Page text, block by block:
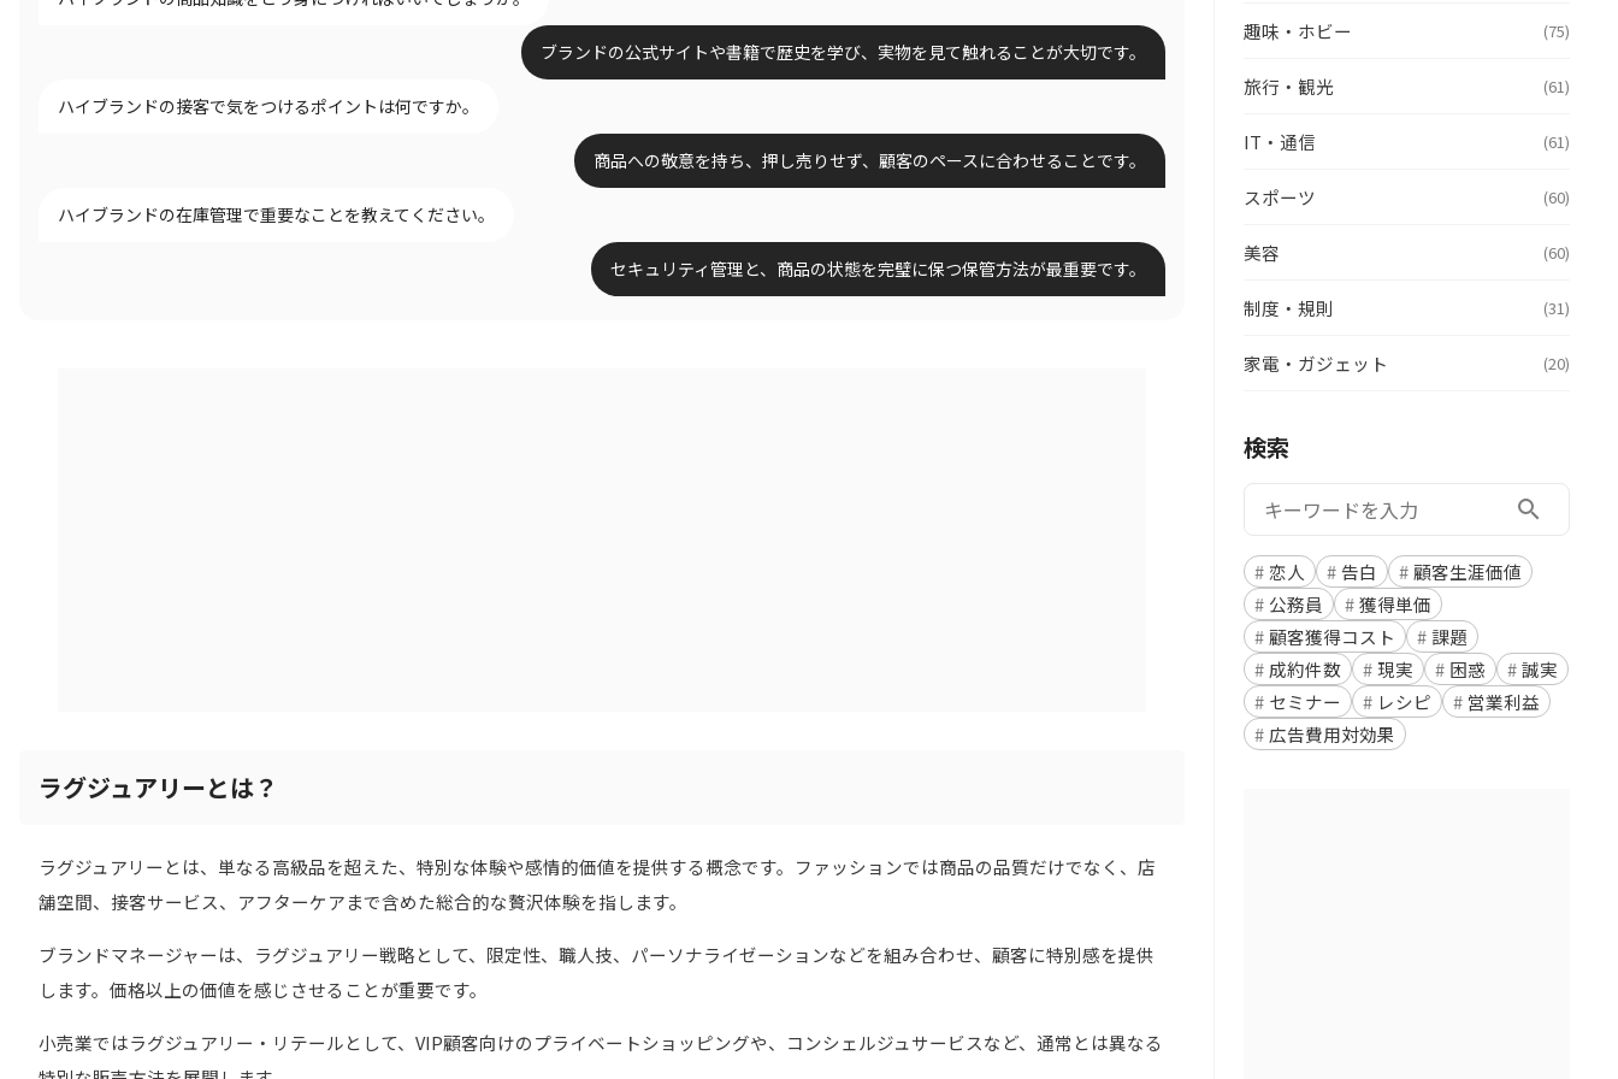
ブランドの公式サイトや書籍で歴史を学び、実物を見て触れることが大切です。
ハイブランドの接客で気をつけるポイントは何ですか。
商品への敬意を持ち、押し売りせず、顧客のペースに合わせることです。
ハイブランドの在庫管理で重要なことを教えてください。
セキュリティ管理と、商品の状態を完璧に保つ保管方法が最重要です。
ラグジュアリーとは？
ラグジュアリーとは、単なる高級品を超えた、特別な体験や感情的価値を提供する概念です。ファッションでは商品の品質だけでなく、店
舗空間、接客サービス、アフターケアまで含めた総合的な贅沢体験を指します。
ブランドマネージャーは、ラグジュアリー戦略として、限定性、職人技、パーソナライゼーションなどを組み合わせ、顧客に特別感を提供
します。価格以上の価値を感じさせることが重要です。
小売業ではラグジュアリー・リテールとして、VIP顧客向けのプライベートショッピングや、コンシェルジュサービスなど、通常とは異なる
趣味・ホビー (75)
旅行・観光 (61)
IT・通信 (61)
スポーツ (60)
美容 (60)
制度・規則 (31)
家電・ガジェット (20)
検索
検索: search
恋人 告白
顧客生涯価値
公務員
獲得単価
顧客獲得コスト
課題
成約件数
現実 困惑
誠実
セミナー
レシピ
営業利益
広告費用対効果